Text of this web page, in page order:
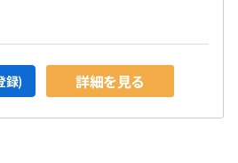
録) 詳細を見る